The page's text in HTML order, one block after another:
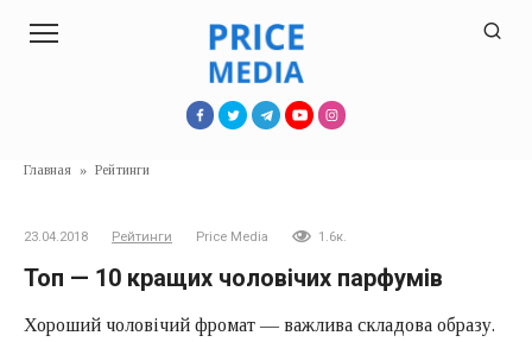
Главная » Рейтинги
23.04.2018 Рейтинги Price Media 1.6к.
Топ — 10 кращих чоловічих парфумів
Хороший чоловічий фромат — важлива складова образу.